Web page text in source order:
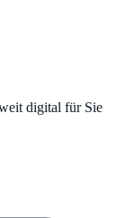
digital für Sie